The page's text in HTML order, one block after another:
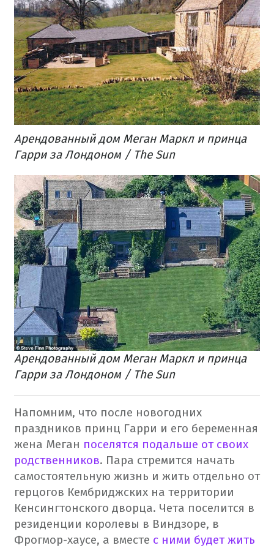
Арендованный дом Меган Маркл и принца
Гарри за Лондоном / The Sun
Арендованный дом Меган Маркл и принца
Гарри за Лондоном / The Sun
Напомним, что после новогодних
праздников принц Гарри и его беременная
жена Меган поселятся подальше от своих
родственников. Пара стремится начать
самостоятельную жизнь и жить отдельно от
герцогов Кембриджских на территории
Кенсингтонского дворца. Чета поселится в
резиденции королевы в Виндзоре, в
Фрогмор-хаусе, а вместе с ними будет жить